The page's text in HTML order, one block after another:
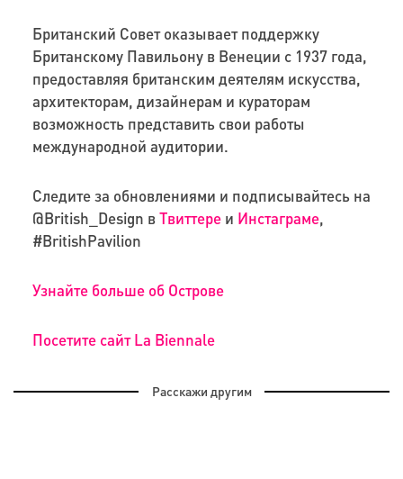
Британский Совет оказывает поддержку
Британскому Павильону в Венеции с 1937 года,
предоставляя британским деятелям искусства,
архитекторам, дизайнерам и кураторам
возможность представить свои работы
международной аудитории.
Следите за обновлениями и подписывайтесь на
@British_Design вТвиттереи Инстаграме,
#BritishPavilion
Узнайте больше об Острове
Посетите сайт La Biennale
Расскажи другим